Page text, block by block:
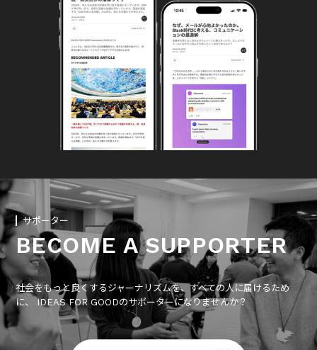
サポーター
BECOME A SUPPORTER
社会をもっと良くするジャーナリズムを、すべての人に届けるため
に、 IDEAS FOR GOODのサポーターになりませんか？